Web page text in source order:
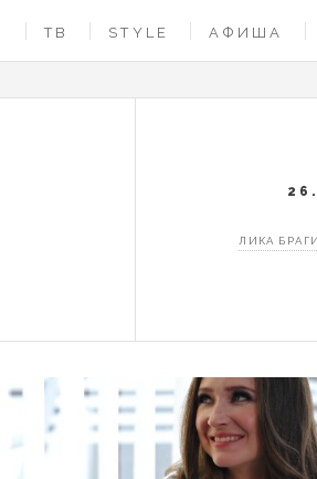
ТВ STYLE АФИША
ЛИКА